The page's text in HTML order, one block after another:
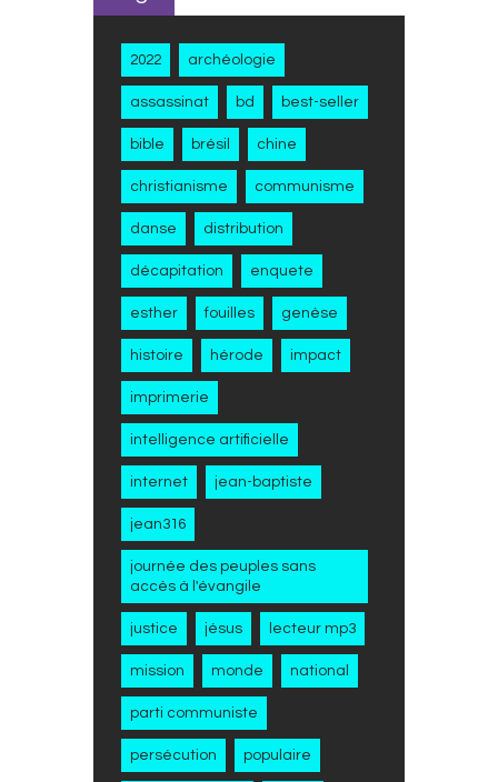
2022 archéologie
assassinat bd best-seller
bible brésil chine
christianisme communisme
danse distribution
décapitation enquete
esther fouilles genèse
histoire hérode impact
imprimerie
intelligence artificielle
internet jean-baptiste
jean316
journée des peuples sans
accès à l'évangile
justice jésus lecteur mp3
mission monde national
parti communiste
persécution populaire